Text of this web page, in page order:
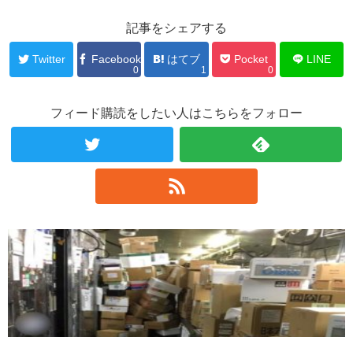
記事をシェアする
Twitter Facebook
0
はてブ
1
Pocket
0
LINE
フィード購読をしたい人はこちらをフォロー